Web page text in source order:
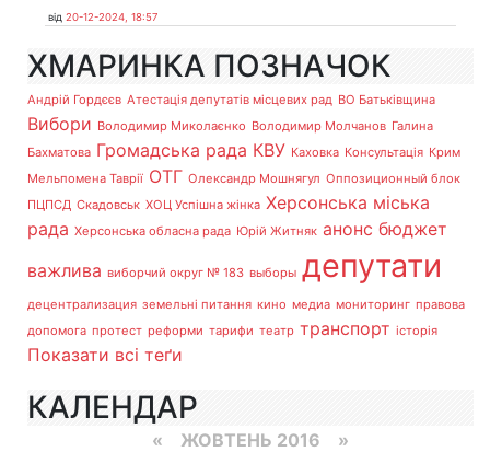
від 20-12-2024, 18:57
ХМАРИНКА ПОЗНАЧОК
Андрій Гордєєв Атестація депутатів місцевих рад ВО Батьківщина
Вибори Володимир Миколаєнко Володимир Молчанов Галина
Бахматова Громадська рада КВУ Каховка Консультація Крим
Мельпомена Таврії ОТГ Олександр Мошнягул Оппозиционный блок
ПЦПСД Скадовськ ХОЦ Успішна жінка Херсонська міська
рада Херсонська обласна рада Юрій Житняк анонс бюджет
важлива виборчий округ № 183 выборы депутати
децентрализация земельні питання кино медиа мониторинг правова
допомога протест реформи тарифи театр транспорт історія
Показати всі теґи
КАЛЕНДАР
« ЖОВТЕНЬ 2016 »